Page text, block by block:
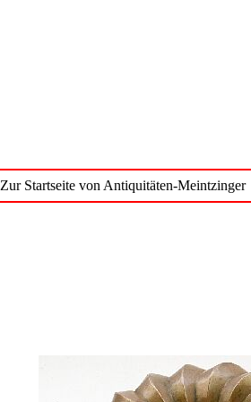
Zur Startseite von Antiquitäten-